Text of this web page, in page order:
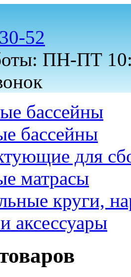
52
ПН-ПТ
бассейны
бассейны
для
матрасы
круги,
аксессуары